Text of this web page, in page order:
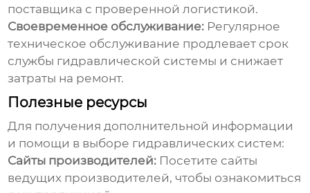
поставщика с проверенной логистикой.
Своевременное обслуживание: Регулярное
техническое обслуживание продлевает срок
службы гидравлической системы и снижает
затраты на ремонт.
Полезные ресурсы
Для получения дополнительной информации
и помощи в выборе гидравлических систем:
Сайты производителей: Посетите сайты
ведущих производителей, чтобы ознакомиться